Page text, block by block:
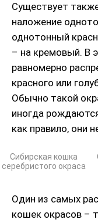
Существует
наложение
однотонный
– на кремовый. В
равномерно
красного или
Обычно такой
иногда
как правило, они
Сибирская кошка
серебристого окраса
Один из самых
кошек окрасов –